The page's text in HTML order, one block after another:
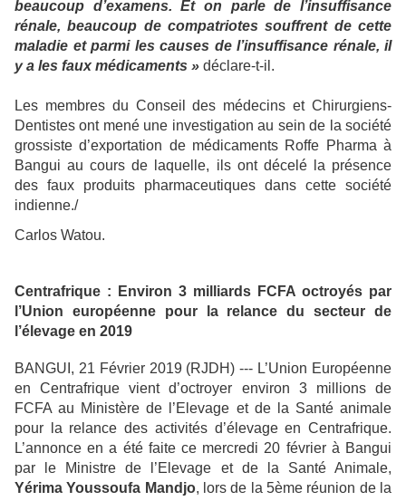
beaucoup d’examens. Et on parle de l’insuffisance
rénale, beaucoup de compatriotes souffrent de cette
maladie et parmi les causes de l’insuffisance rénale, il
y a les faux médicaments » déclare-t-il.
Les membres du Conseil des médecins et Chirurgiens-
Dentistes ont mené une investigation au sein de la société
grossiste d’exportation de médicaments Roffe Pharma à
Bangui au cours de laquelle, ils ont décelé la présence
des faux produits pharmaceutiques dans cette société
indienne./
Carlos Watou.
Centrafrique : Environ 3 milliards FCFA octroyés par
l’Union européenne pour la relance du secteur de
l’élevage en 2019
BANGUI, 21 Février 2019 (RJDH) --- L’Union Européenne
en Centrafrique vient d’octroyer environ 3 millions de
FCFA au Ministère de l’Elevage et de la Santé animale
pour la relance des activités d’élevage en Centrafrique.
L’annonce en a été faite ce mercredi 20 février à Bangui
par le Ministre de l’Elevage et de la Santé Animale,
Yérima Youssoufa Mandjo, lors de la 5ème réunion de la